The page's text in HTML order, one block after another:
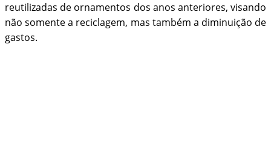
reutilizadas de ornamentos dos anos anteriores, visando
não somente a reciclagem, mas também a diminuição de
gastos.